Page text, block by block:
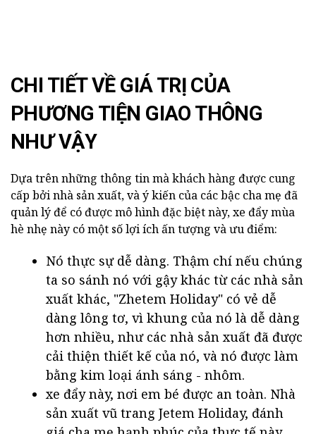
CHI TIẾT VỀ GIÁ TRỊ CỦA
PHƯƠNG TIỆN GIAO THÔNG
NHƯ VẬY
Dựa trên những thông tin mà khách hàng được cung
cấp bởi nhà sản xuất, và ý kiến của các bậc cha mẹ đã
quản lý để có được mô hình đặc biệt này, xe đẩy mùa
hè nhẹ này có một số lợi ích ấn tượng và ưu điểm:
Nó thực sự dễ dàng. Thậm chí nếu chúng
ta so sánh nó với gậy khác từ các nhà sản
xuất khác, "Zhetem Holiday" có vẻ dễ
dàng lông tơ, vì khung của nó là dễ dàng
hơn nhiều, như các nhà sản xuất đã được
cải thiện thiết kế của nó, và nó được làm
bằng kim loại ánh sáng - nhôm.
xe đẩy này, nơi em bé được an toàn. Nhà
sản xuất vũ trang Jetem Holiday, đánh